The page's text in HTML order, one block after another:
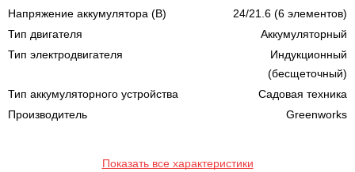
Напряжение аккумулятора (В)
24/21.6 (6 элементов)
Тип двигателя
Аккумуляторный
Тип электродвигателя
Индукционный
(бесщеточный)
Тип аккумуляторного устройства
Садовая техника
Производитель
Greenworks
Показать все характеристики